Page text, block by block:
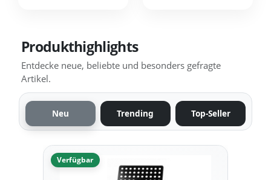
Produkthighlights
Entdecke neue, beliebte und besonders gefragte
Artikel.
Neu Trending Top-Seller
Verfügbar